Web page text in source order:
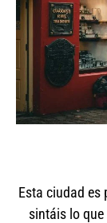
Esta ciudad es
sintáis lo